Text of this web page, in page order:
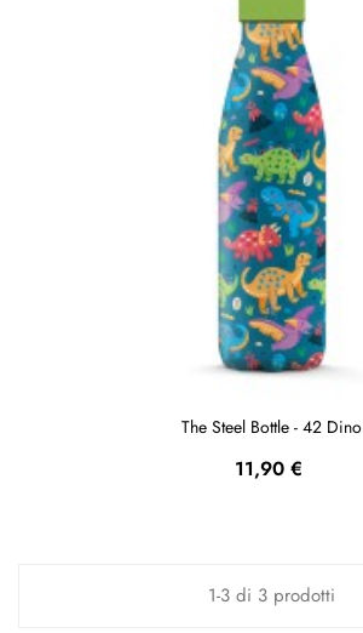
The Steel Bottle - 42 Dino
Prezzo
11,90 €
1-3 di 3 prodotti